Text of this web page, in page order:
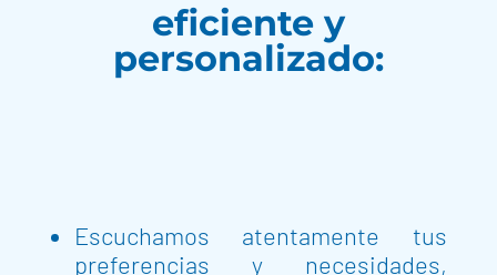
eficiente y
personalizado:
Escuchamos atentamente tus
preferencias y necesidades,